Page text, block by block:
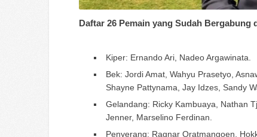
Daftar 26 Pemain yang Sudah Bergabung
Kiper: Ernando Ari, Nadeo Argawinata.
Bek: Jordi Amat, Wahyu Prasetyo,
Shayne Pattynama, Jay Idzes, Sandy
Gelandang: Ricky Kambuaya, Nathan
Jenner, Marselino Ferdinan.
Penyerang: Ragnar Oratmangoen,